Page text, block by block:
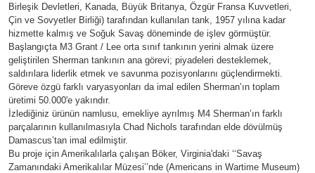
Birleşik Devletleri, Kanada, Büyük Britanya, Özgür Fransa Kuvvetleri,
Çin ve Sovyetler Birliği) tarafından kullanılan tank, 1957 yılına kadar
hizmette kalmış ve Soğuk Savaş döneminde de işlev görmüştür.
Başlangıçta M3 Grant / Lee orta sınıf tankının yerini almak üzere
geliştirilen Sherman tankının ana görevi; piyadeleri desteklemek,
saldırılara liderlik etmek ve savunma pozisyonlarını güçlendirmekti.
Göreve özgü farklı varyasyonları da imal edilen Sherman’ın toplam
üretimi 50.000'e yakındır.
İzlediğiniz ürünün namlusu, emekliye ayrılmış M4 Sherman’ın farklı
parçalarının kullanılmasıyla Chad Nichols tarafından elde dövülmüş
Damascus’tan imal edilmiştir.
Bu proje için Amerikalılarla çalışan Böker, Virginia'daki ‘‘Savaş
Zamanındaki Amerikalılar Müzesi’’nde (Americans in Wartime Museum)